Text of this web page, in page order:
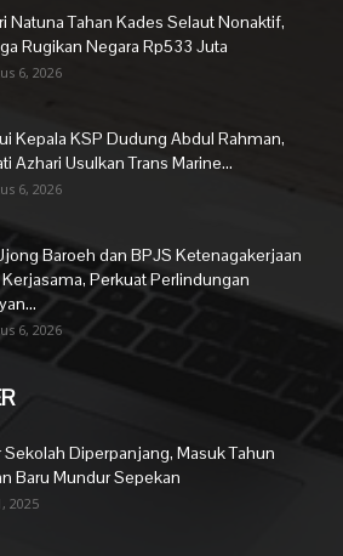
Natuna Tahan Kades Selaut Nonaktif,
Rugikan Negara Rp533 Juta
6, 2026
Kepala KSP Dudung Abdul Rahman,
Azhari Usulkan Trans Marine...
6, 2026
Baroeh dan BPJS Ketenagakerjaan
Perkuat Perlindungan
6, 2026
Sekolah Diperpanjang, Masuk Tahun
Baru Mundur Sepekan
2025